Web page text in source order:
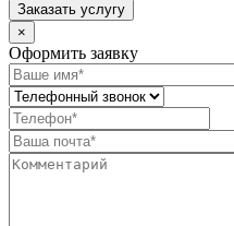
Заказать услугу
×
Оформить заявку